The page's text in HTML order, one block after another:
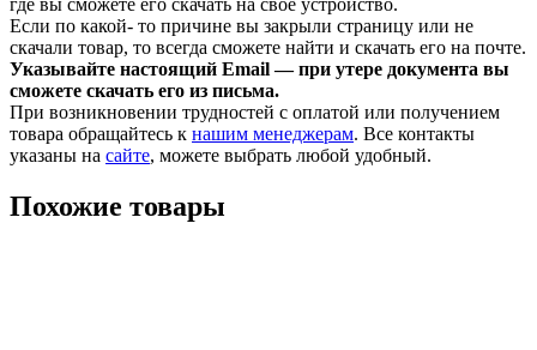
Если по какой- то причине вы закрыли страницу или не
скачали товар, то всегда сможете найти и скачать его на почте.
Указывайте настоящий Email — при утере документа вы
сможете скачать его из письма.
При возникновении трудностей с оплатой или получением
товара обращайтесь к нашим менеджерам. Все контакты
указаны на сайте, можете выбрать любой удобный.
Похожие товары